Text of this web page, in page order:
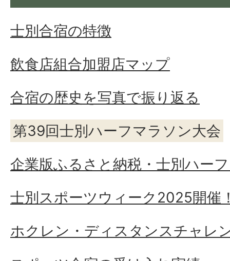
士別合宿の特徴
飲食店組合加盟店マップ
合宿の歴史を写真で振り返る
第39回士別ハーフマラソン大会
企業版ふるさと納税・士別ハー
士別スポーツウィーク2025開催
ホクレン・ディスタンスチャレ